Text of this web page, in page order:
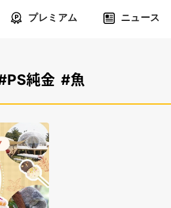
プレミアム ニュース
純金 #魚